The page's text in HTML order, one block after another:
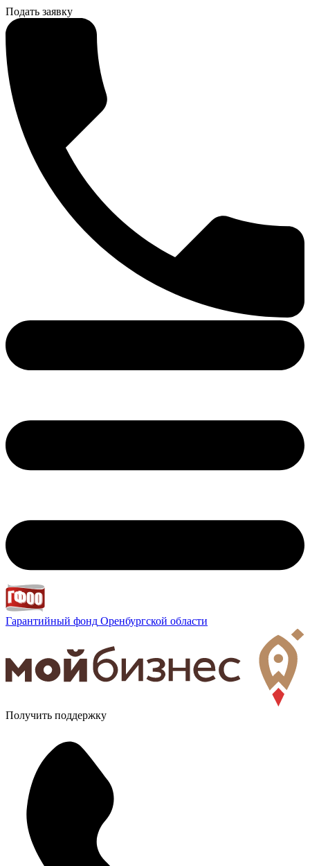
Подать заявку
Гарантийный фонд Оренбургской области
Получить поддержку